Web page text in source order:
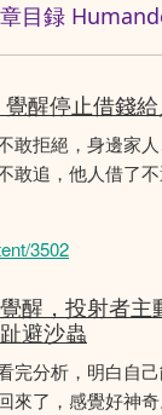
目録
覺醒停止借錢
敢拒絕，身邊家
敢追，他人借了
3502
醒，投射者
避沙蟲
完分析，明白自
來了，感覺好神